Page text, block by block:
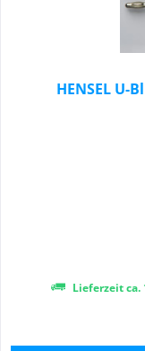
HENSEL
Lieferzeit ca.